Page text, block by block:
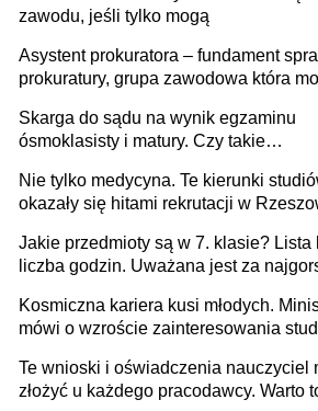
zawodu, jeśli tylko mogą
Asystent prokuratora – fundament
prokuratury, grupa zawodowa która
Skarga do sądu na wynik egzaminu
ósmoklasisty i matury. Czy takie
Nie tylko medycyna. Te kierunki
okazały się hitami rekrutacji w
Jakie przedmioty są w 7. klasie? Lista
liczba godzin. Uważana jest za
Kosmiczna kariera kusi młodych.
mówi o wzroście zainteresowania
Te wnioski i oświadczenia nauczyciel
złożyć u każdego pracodawcy. Warto